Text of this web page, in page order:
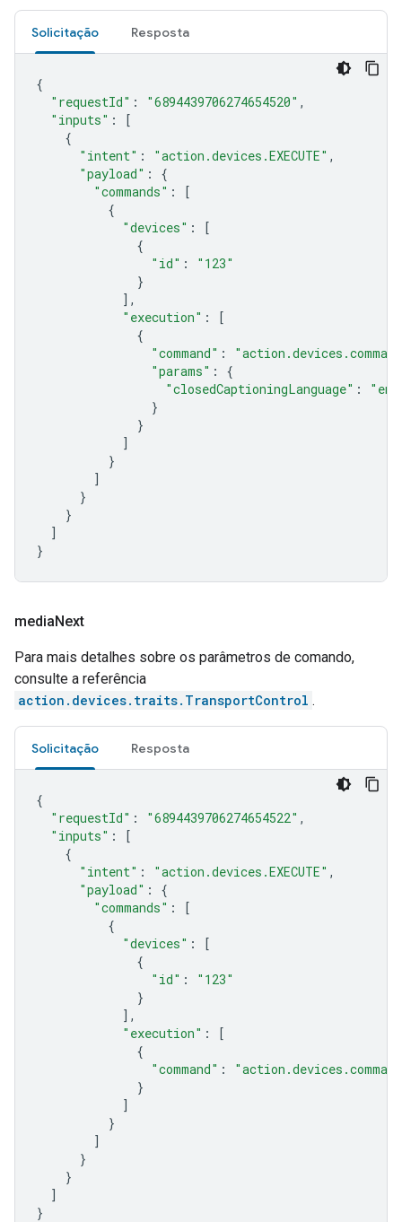
Solicitação Resposta
{
"requestId" : "6894439706274654520" ,
"inputs" :
[
{
"intent" : "action.devices.EXECUTE" ,
"payload" :
{
"commands" :
[
{
"devices" :
[
{
"id" :
"123"
}
],
"execution" :
[
{
"command" :
"params" :
{
"closedCaptioningLanguage" :
"en"
}
}
]
}
]
}
}
]
}
mediaNext
Para mais detalhes sobre os parâmetros de comando,
consulte a referência
action.devices.traits.TransportControl .
Solicitação Resposta
{
"requestId" : "6894439706274654522" ,
"inputs" :
[
{
"intent" : "action.devices.EXECUTE" ,
"payload" :
{
"commands" :
[
{
"devices" :
[
{
"id" :
"123"
}
],
"execution" :
[
{
"command" :
}
]
}
]
}
}
]
}